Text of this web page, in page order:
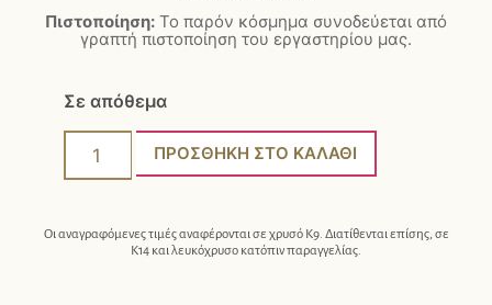
Πιστοποίηση: Το παρόν κόσμημα συνοδεύεται από
γραπτή πιστοποίηση του εργαστηρίου μας.
Σε απόθεμα
ΠΡΟΣΘΉΚΗ ΣΤΟ ΚΑΛΆΘΙ
Οι αναγραφόμενες τιμές αναφέρονται σε χρυσό Κ9. Διατίθενται επίσης, σε
Κ14 και λευκόχρυσο κατόπιν παραγγελίας.